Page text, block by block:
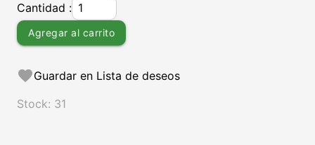
Cantidad :
Agregar al carrito
favoriteGuardar en Lista de deseos
Stock: 31